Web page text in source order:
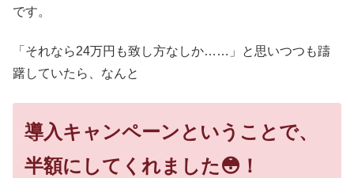
です。
「それなら24万円も致し方なしか……」と思いつつも躊
躇していたら、なんと
導入キャンペーンということで、
半額にしてくれました😳！